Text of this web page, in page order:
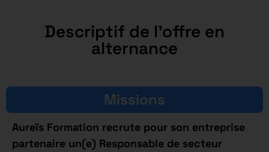
Descriptif de l'offre en
alternance
Missions
Aureïs Formation recrute pour son entreprise
partenaire un(e) Responsable de secteur